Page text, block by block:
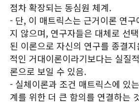
점차 확장되는 동심원 체계.
- 단, 이 매트릭스는 근거이론 연구
지 않으며, 연구자들은 대체로 선
된 이론으로 자신의 연구를 종결
적인 거대이론이라기보다는 실질
론으로 보일 수 있음.
- 실체이론과 조건 매트릭스에 있
계를 위한 더 큰 함의를 연결하는